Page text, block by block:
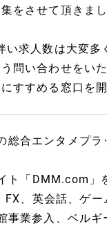
をさせて頂きまし
求人数は大変
問い合わせをい
すすめる窓口を
合エンタメプ
ト「DMM.com」
、英会話、ゲ
業参入、ベルギ